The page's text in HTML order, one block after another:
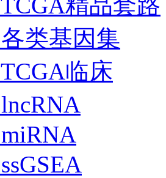
各类基因集
TCGA临床
lncRNA
miRNA
ssGSEA